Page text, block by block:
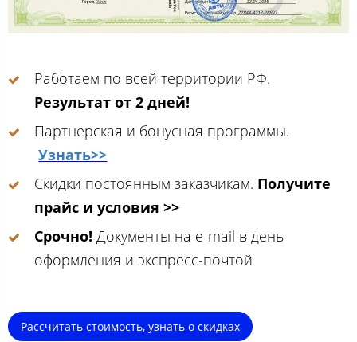
Работаем по всей территории РФ.
Результат от 2 дней!
Партнерская и бонусная программы.
Узнать>>
Скидки постоянным заказчикам. Получите
прайс и условия >>
Срочно! Документы на e-mail в день
оформления и экспресс-почтой
Рассчитать стоимость, узнать о скидках